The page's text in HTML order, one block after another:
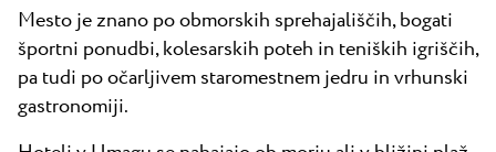
Raziščite vse
Mesto je znano po obmorskih sprehajališčih, bogati
športni ponudbi, kolesarskih poteh in teniških igriščih,
pa tudi po očarljivem staromestnem jedru in vrhunski
gastronomiji.